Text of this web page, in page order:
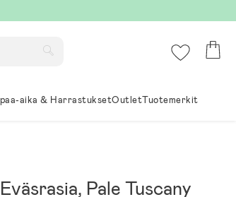
aika & HarrastuksetOutletTuotemerkit
Pale Tuscany